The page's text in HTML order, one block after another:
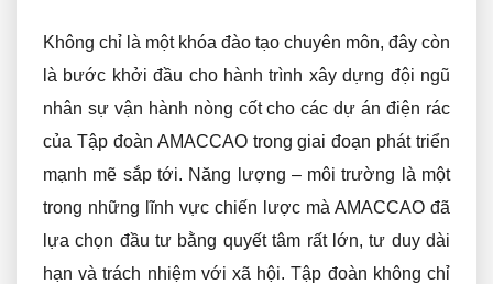
Không chỉ là một khóa đào tạo chuyên môn, đây còn
là bước khởi đầu cho hành trình xây dựng đội ngũ
nhân sự vận hành nòng cốt cho các dự án điện rác
của Tập đoàn AMACCAO trong giai đoạn phát triển
mạnh mẽ sắp tới. Năng lượng – môi trường là một
trong những lĩnh vực chiến lược mà AMACCAO đã
lựa chọn đầu tư bằng quyết tâm rất lớn, tư duy dài
hạn và trách nhiệm với xã hội. Tập đoàn không chỉ